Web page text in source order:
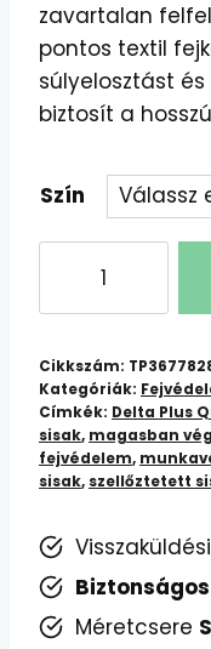
zavartalan
pontos textil
súlyelosztást
biztosít a
Szín
Quartz
Up
IV
Szellőztetett
Védősisak
–
állítással
mennyiség
Cikkszám:
Kategóriák:
Címkék: Delta Plus
sisak, magasban
fejvédelem,
sisak, szellőztetett
Visszaküldési
Biztonságos
Méretcsere